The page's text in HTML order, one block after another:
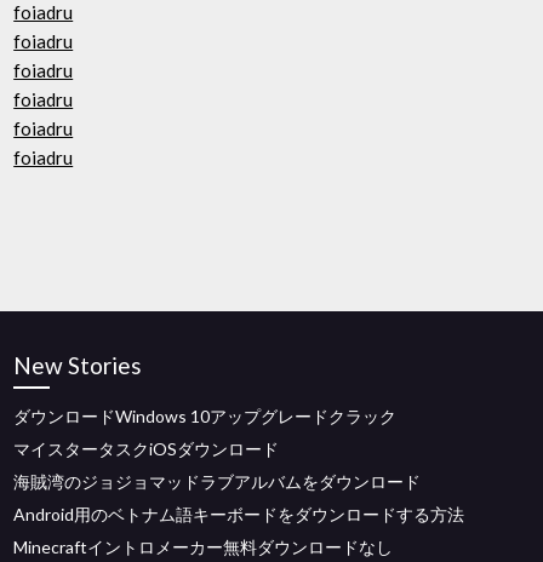
foiadru
foiadru
foiadru
foiadru
foiadru
foiadru
New Stories
ダウンロードWindows 10アップグレードクラック
マイスタータスクiOSダウンロード
海賊湾のジョジョマッドラブアルバムをダウンロード
Android用のベトナム語キーボードをダウンロードする方法
Minecraftイントロメーカー無料ダウンロードなし